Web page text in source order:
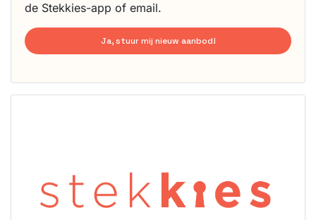
de Stekkies-app of email.
Ja, stuur mij nieuw aanbod!
binnen 15
minuten
reageren.
Stekkies helpt